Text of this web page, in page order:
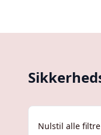
Nulstil alle filtre